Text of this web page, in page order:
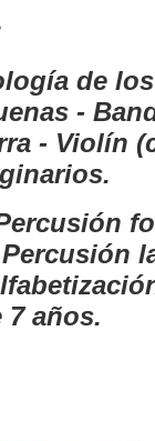
de
-
- Violín
7 años.